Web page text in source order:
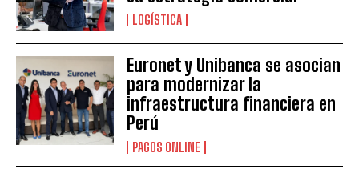
LOGÍSTICA
Euronet y Unibanca se asocian
para modernizar la
infraestructura financiera en
Perú
PAGOS ONLINE